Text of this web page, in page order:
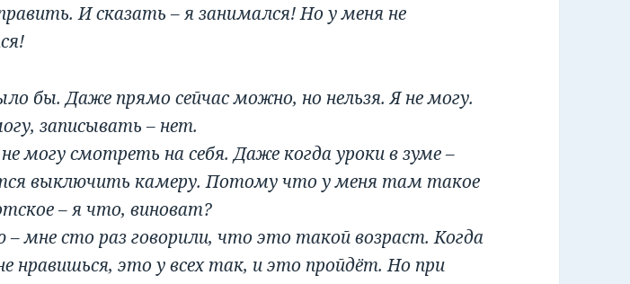
И сказать – я занимался! Но у меня не
бы. Даже прямо сейчас можно, но нельзя. Я не могу.
записывать – нет.
могу смотреть на себя. Даже когда уроки в зуме –
выключить камеру. Потому что у меня там такое
– я что, виноват?
– мне сто раз говорили, что это такой возраст. Когда
нравишься, это у всех так, и это пройдёт. Но при